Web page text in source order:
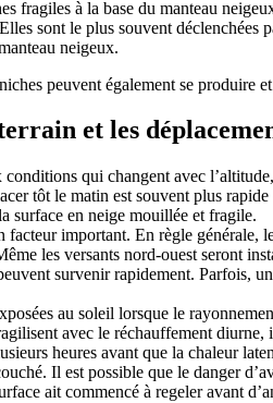
fragiles à la base du manteau
sont le plus souvent déclenchées
neigeux.
peuvent également se produire
et les
qui changent avec
tôt le matin est souvent plus
surface en neige mouillée et fragile.
facteur important. En règle générale,
les versants nord-ouest seront
survenir rapidement. Parfois,
au soleil lorsque le
avec le réchauffement diurne,
heures avant que la chaleur
Il est possible que le danger
ait commencé à regeler avant